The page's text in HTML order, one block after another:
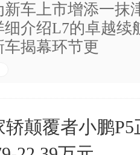
新车上市增添一抹
细介绍L7的卓越续
车揭幕环节更
轿颠覆者小鹏